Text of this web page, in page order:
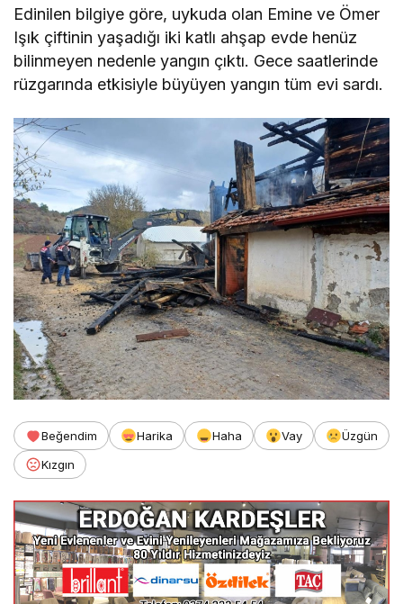
Edinilen bilgiye göre, uykuda olan Emine ve Ömer
Işık çiftinin yaşadığı iki katlı ahşap evde henüz
bilinmeyen nedenle yangın çıktı. Gece saatlerinde
rüzgarında etkisiyle büyüyen yangın tüm evi sardı.
Beğendim Harika Haha Vay
Üzgün
Kızgın